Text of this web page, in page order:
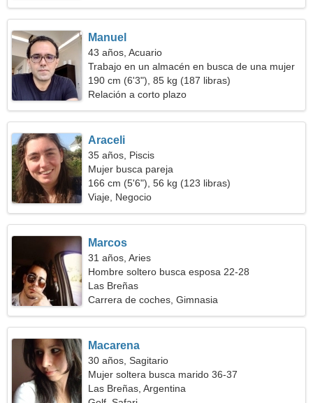
Manuel
43 años, Acuario
Trabajo en un almacén en busca de una mujer
increíble
190 cm (6'3"), 85 kg (187 libras)
Relación a corto plazo
Araceli
35 años, Piscis
Mujer busca pareja
166 cm (5'6"), 56 kg (123 libras)
Viaje, Negocio
Marcos
31 años, Aries
Hombre soltero busca esposa 22-28
Las Breñas
Carrera de coches, Gimnasia
Macarena
30 años, Sagitario
Mujer soltera busca marido 36-37
Las Breñas, Argentina